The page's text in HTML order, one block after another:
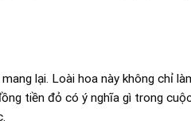
lại. Loài hoa này không chỉ
tiền đỏ có ý nghĩa gì trong